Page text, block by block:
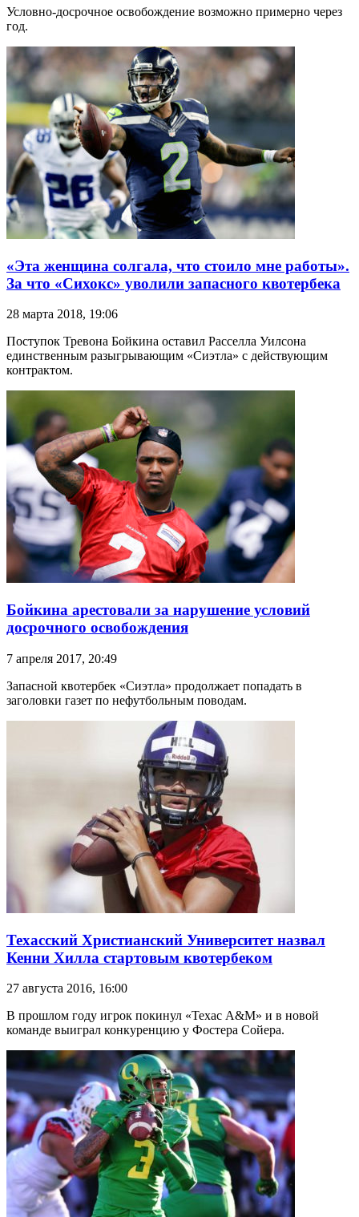
Условно-досрочное освобождение возможно примерно через
год.
«Эта женщина солгала, что стоило мне работы».
За что «Сихокс» уволили запасного квотербека
28 марта 2018, 19:06
Поступок Тревона Бойкина оставил Расселла Уилсона
единственным разыгрывающим «Сиэтла» с действующим
контрактом.
Бойкина арестовали за нарушение условий
досрочного освобождения
7 апреля 2017, 20:49
Запасной квотербек «Сиэтла» продолжает попадать в
заголовки газет по нефутбольным поводам.
Техасский Христианский Университет назвал
Кенни Хилла стартовым квотербеком
27 августа 2016, 16:00
В прошлом году игрок покинул «Техас A&M» и в новой
команде выиграл конкуренцию у Фостера Сойера.